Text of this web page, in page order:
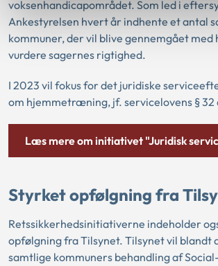
voksenhandicapområdet. Som led i
Ankestyrelsen hvert år indhente et antal
kommuner, der vil blive gennemgået med
vurdere sagernes rigtighed.
I 2023 vil fokus for det juridiske
om hjemmetræning, jf. servicelovens § 32
Læs mere om initiativet "Juridisk
Styrket opfølgning fra
Retssikkerhedsinitiativerne indeholder
opfølgning fra Tilsynet. Tilsynet vil blandt
samtlige kommuners behandling af